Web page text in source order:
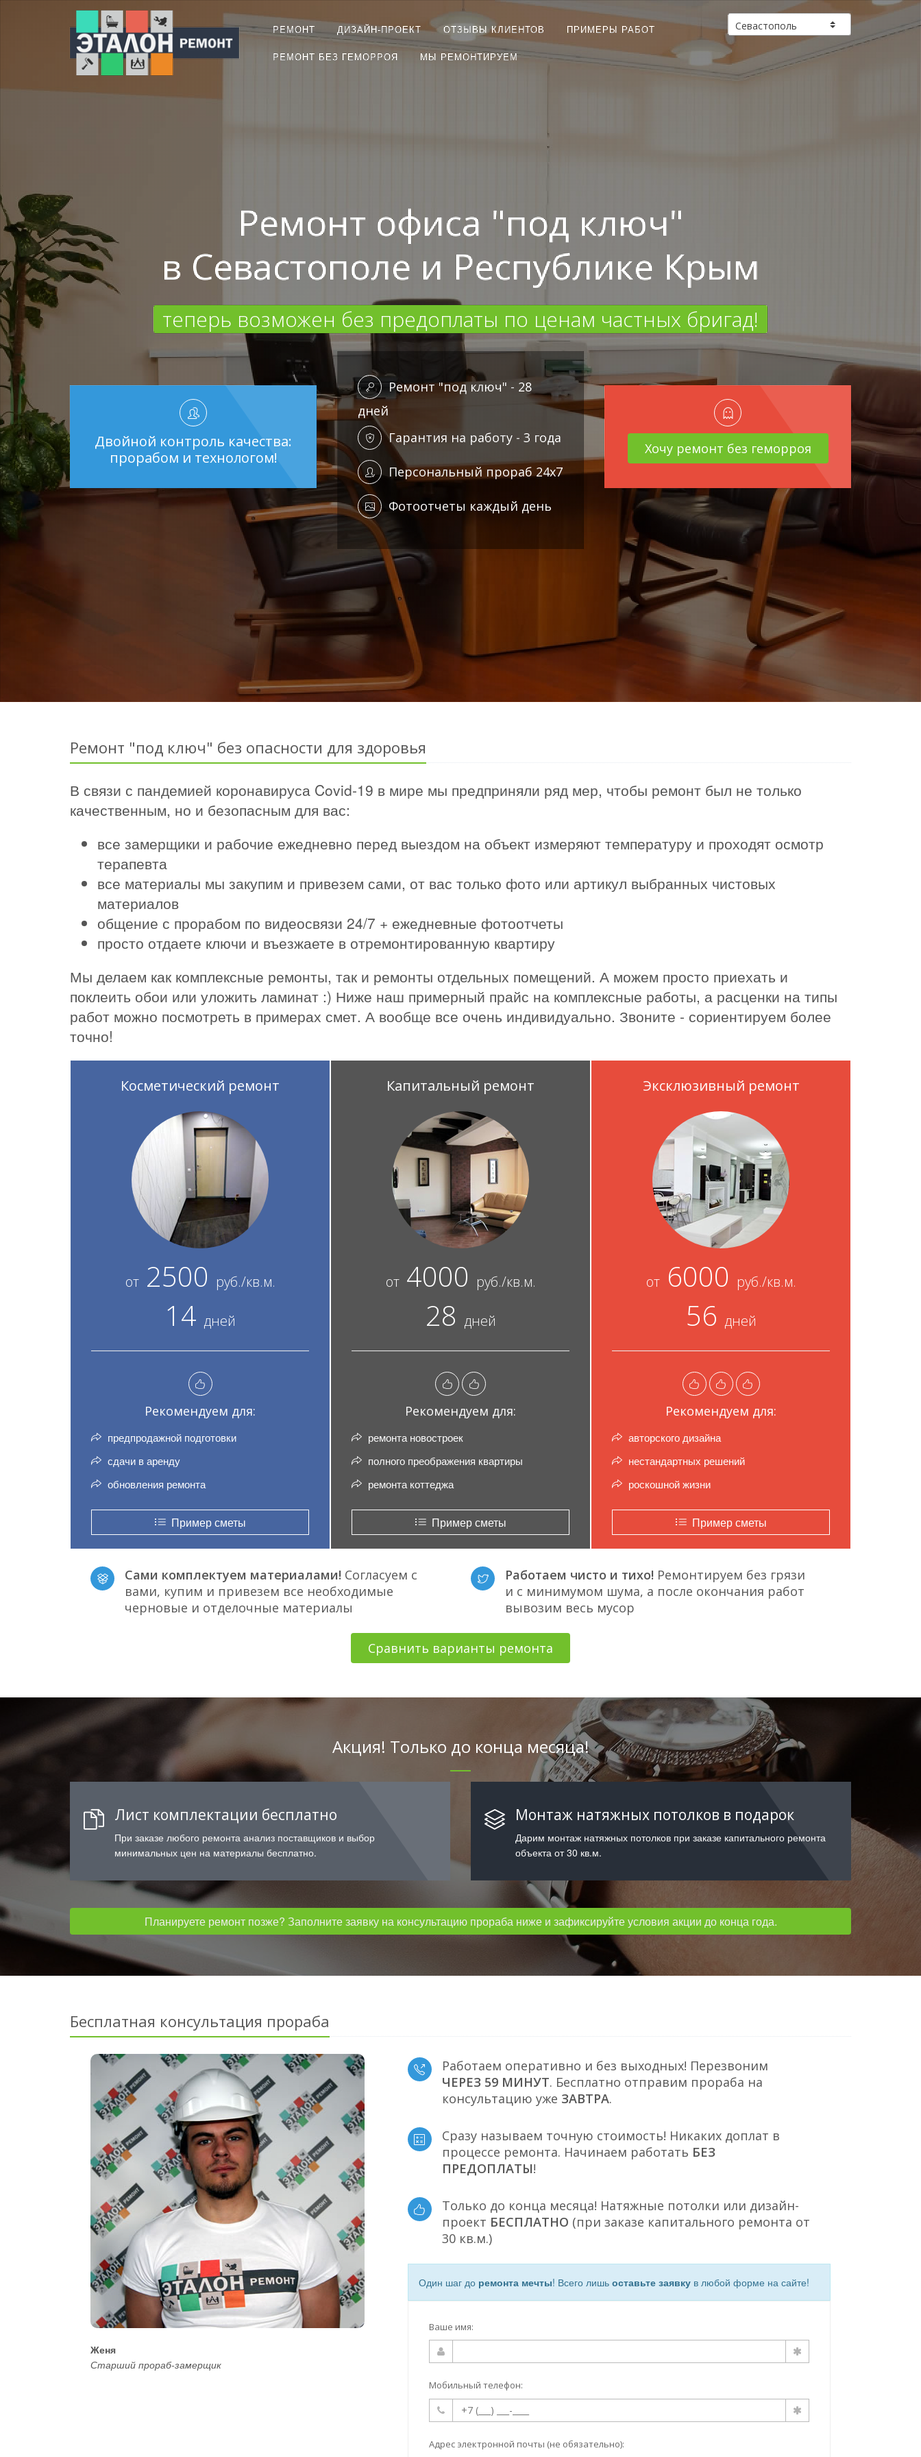
РЕМОНТ ДИЗАЙН-ПРОЕКТ ОТЗЫВЫ КЛИЕНТОВ ПРИМЕРЫ РАБОТ
РЕМОНТ БЕЗ ГЕМОРРОЯ МЫ РЕМОНТИРУЕМ
Ремонт офиса "под ключ"
в Севастополе и Республике Крым
теперь возможен без предоплаты по ценам частных бригад!
Двойной контроль качества:
прорабом и технологом!
Ремонт "под ключ" - 28
дней
Гарантия на работу - 3 года
Персональный прораб 24x7
Фотоотчеты каждый день
Хочу ремонт без геморроя
Ремонт "под ключ" без опасности для здоровья
В связи с пандемией коронавируса Covid-19 в мире мы предприняли ряд мер, чтобы ремонт был не только
качественным, но и безопасным для вас:
все замерщики и рабочие ежедневно перед выездом на объект измеряют температуру и проходят осмотр
терапевта
все материалы мы закупим и привезем сами, от вас только фото или артикул выбранных чистовых
материалов
общение с прорабом по видеосвязи 24/7 + ежедневные фотоотчеты
просто отдаете ключи и въезжаете в отремонтированную квартиру
Мы делаем как комплексные ремонты, так и ремонты отдельных помещений. А можем просто приехать и
поклеить обои или уложить ламинат :) Ниже наш примерный прайс на комплексные работы, а расценки на типы
работ можно посмотреть в примерах смет. А вообще все очень индивидуально. Звоните - сориентируем более
точно!
Косметический ремонт
от2500 руб./кв.м.
14 дней
Рекомендуем для:
предпродажной подготовки
сдачи в аренду
обновления ремонта
Пример сметы
Капитальный ремонт
от4000 руб./кв.м.
28 дней
Рекомендуем для:
ремонта новостроек
полного преображения квартиры
ремонта коттеджа
Пример сметы
Эксклюзивный ремонт
от6000 руб./кв.м.
56 дней
Рекомендуем для:
авторского дизайна
нестандартных решений
роскошной жизни
Пример сметы
Сами комплектуем материалами! Согласуем с
вами, купим и привезем все необходимые
черновые и отделочные материалы
Работаем чисто и тихо! Ремонтируем без грязи
и с минимумом шума, а после окончания работ
вывозим весь мусор
Сравнить варианты ремонта
Акция! Только до конца месяца!
Лист комплектации бесплатно
При заказе любого ремонта анализ поставщиков и выбор
минимальных цен на материалы бесплатно.
Монтаж натяжных потолков в подарок
Дарим монтаж натяжных потолков при заказе капитального ремонта
объекта от 30 кв.м.
Планируете ремонт позже? Заполните заявку на консультацию прораба ниже и зафиксируйте условия акции до конца года.
Бесплатная консультация прораба
Женя
Старший прораб-замерщик
Работаем оперативно и без выходных! Перезвоним
ЧЕРЕЗ 59 МИНУТ. Бесплатно отправим прораба на
консультацию уже ЗАВТРА.
Сразу называем точную стоимость! Никаких доплат в
процессе ремонта. Начинаем работать БЕЗ
ПРЕДОПЛАТЫ!
Только до конца месяца! Натяжные потолки или дизайн-
проект БЕСПЛАТНО (при заказе капитального ремонта от
30 кв.м.)
Один шаг до ремонта мечты! Всего лишь оставьте заявкув любой форме на сайте!
Ваше имя:
Мобильный телефон:
Адрес электронной почты (не обязательно):